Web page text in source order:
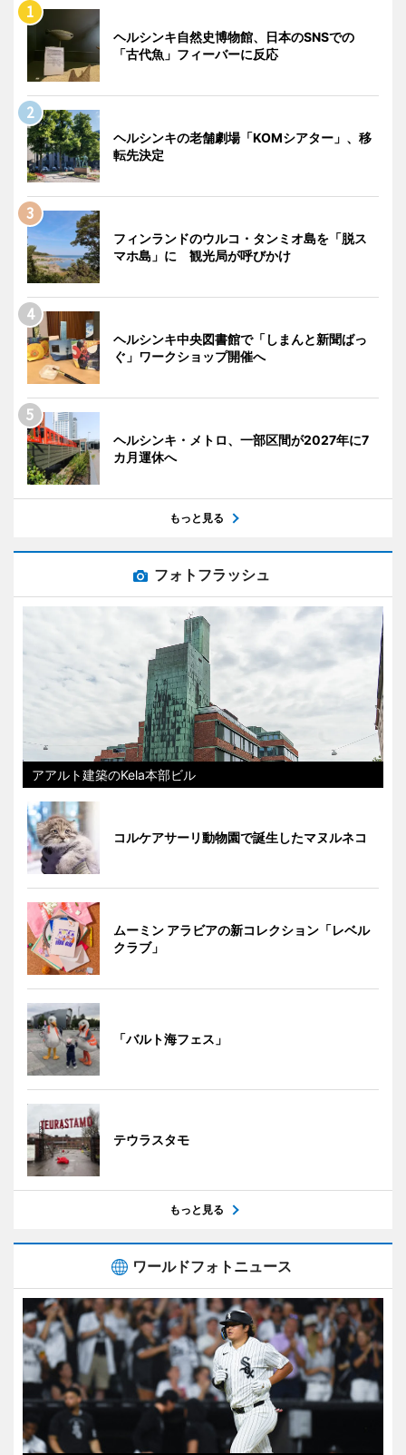
ヘルシンキ自然史博物館、日本のSNSでの
「古代魚」フィーバーに反応
ヘルシンキの老舗劇場「KOMシアター」、移
転先決定
フィンランドのウルコ・タンミオ島を「脱ス
マホ島」に 観光局が呼びかけ
ヘルシンキ中央図書館で「しまんと新聞ばっ
ぐ」ワークショップ開催へ
ヘルシンキ・メトロ、一部区間が2027年に7
カ月運休へ
もっと見る
フォトフラッシュ
アアルト建築のKela本部ビル
コルケアサーリ動物園で誕生したマヌルネコ
ムーミン アラビアの新コレクション「レベル
クラブ」
「バルト海フェス」
テウラスタモ
もっと見る
ワールドフォトニュース